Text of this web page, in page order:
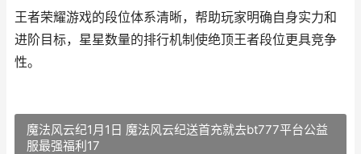
王者荣耀游戏的段位体系清晰，帮助玩家明确自身实力和
进阶目标，星星数量的排行机制使绝顶王者段位更具竞争
性。
魔法风云纪1月1日 魔法风云纪送首充就去bt777平台公益
服最强福利17